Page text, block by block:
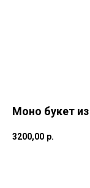
Моно букет
3200,00 р.